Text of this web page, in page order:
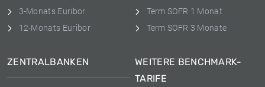
3-Monats Euribor
12-Monats Euribor
Term SOFR 1 Monat
Term SOFR 3 Monate
ZENTRALBANKEN
WEITERE BENCHMARK-
TARIFE